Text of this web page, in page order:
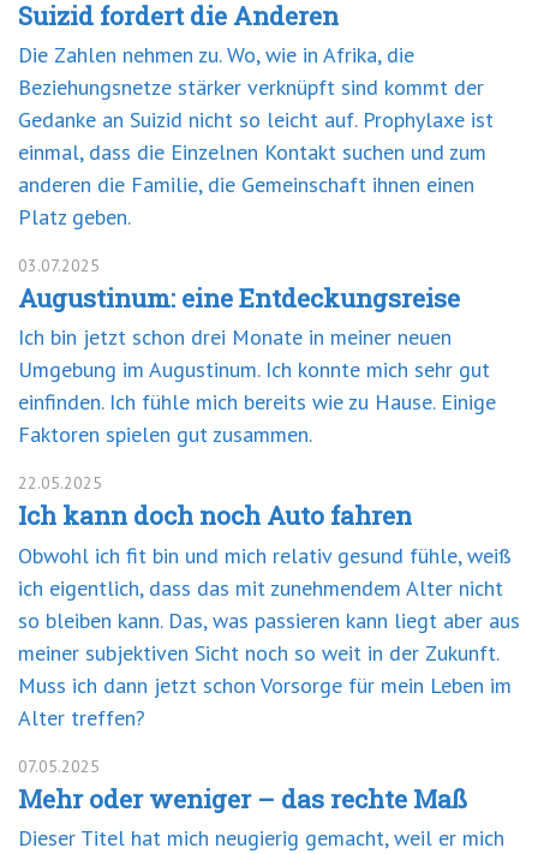
Suizid fordert die Anderen
Die Zahlen nehmen zu. Wo, wie in Afrika, die
Beziehungsnetze stärker verknüpft sind kommt der
Gedanke an Suizid nicht so leicht auf. Prophylaxe ist
einmal, dass die Einzelnen Kontakt suchen und zum
anderen die Familie, die Gemeinschaft ihnen einen
Platz geben.
03.07.2025
Augustinum: eine Entdeckungsreise
Ich bin jetzt schon drei Monate in meiner neuen
Umgebung im Augustinum. Ich konnte mich sehr gut
einfinden. Ich fühle mich bereits wie zu Hause. Einige
Faktoren spielen gut zusammen.
22.05.2025
Ich kann doch noch Auto fahren
Obwohl ich fit bin und mich relativ gesund fühle, weiß
ich eigentlich, dass das mit zunehmendem Alter nicht
so bleiben kann. Das, was passieren kann liegt aber aus
meiner subjektiven Sicht noch so weit in der Zukunft.
Muss ich dann jetzt schon Vorsorge für mein Leben im
Alter treffen?
07.05.2025
Mehr oder weniger – das rechte Maß
Dieser Titel hat mich neugierig gemacht, weil er mich